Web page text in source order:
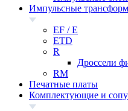
Импульсные
EF / E
ETD
R
Дроссели
RM
Печатные платы
Комплектующие и